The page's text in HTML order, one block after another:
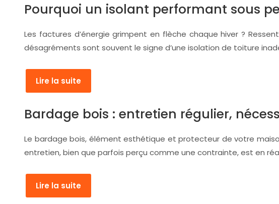
Pourquoi un isolant performant sous
Les factures d’énergie grimpent en flèche chaque hiver ?
désagréments sont souvent le signe d’une isolation de toiture
Lire la suite
Bardage bois : entretien régulier,
Le bardage bois, élément esthétique et protecteur de votre
entretien, bien que parfois perçu comme une contrainte, est en
Lire la suite